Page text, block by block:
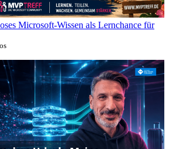
Microsoft-Wissen als Lernchance für